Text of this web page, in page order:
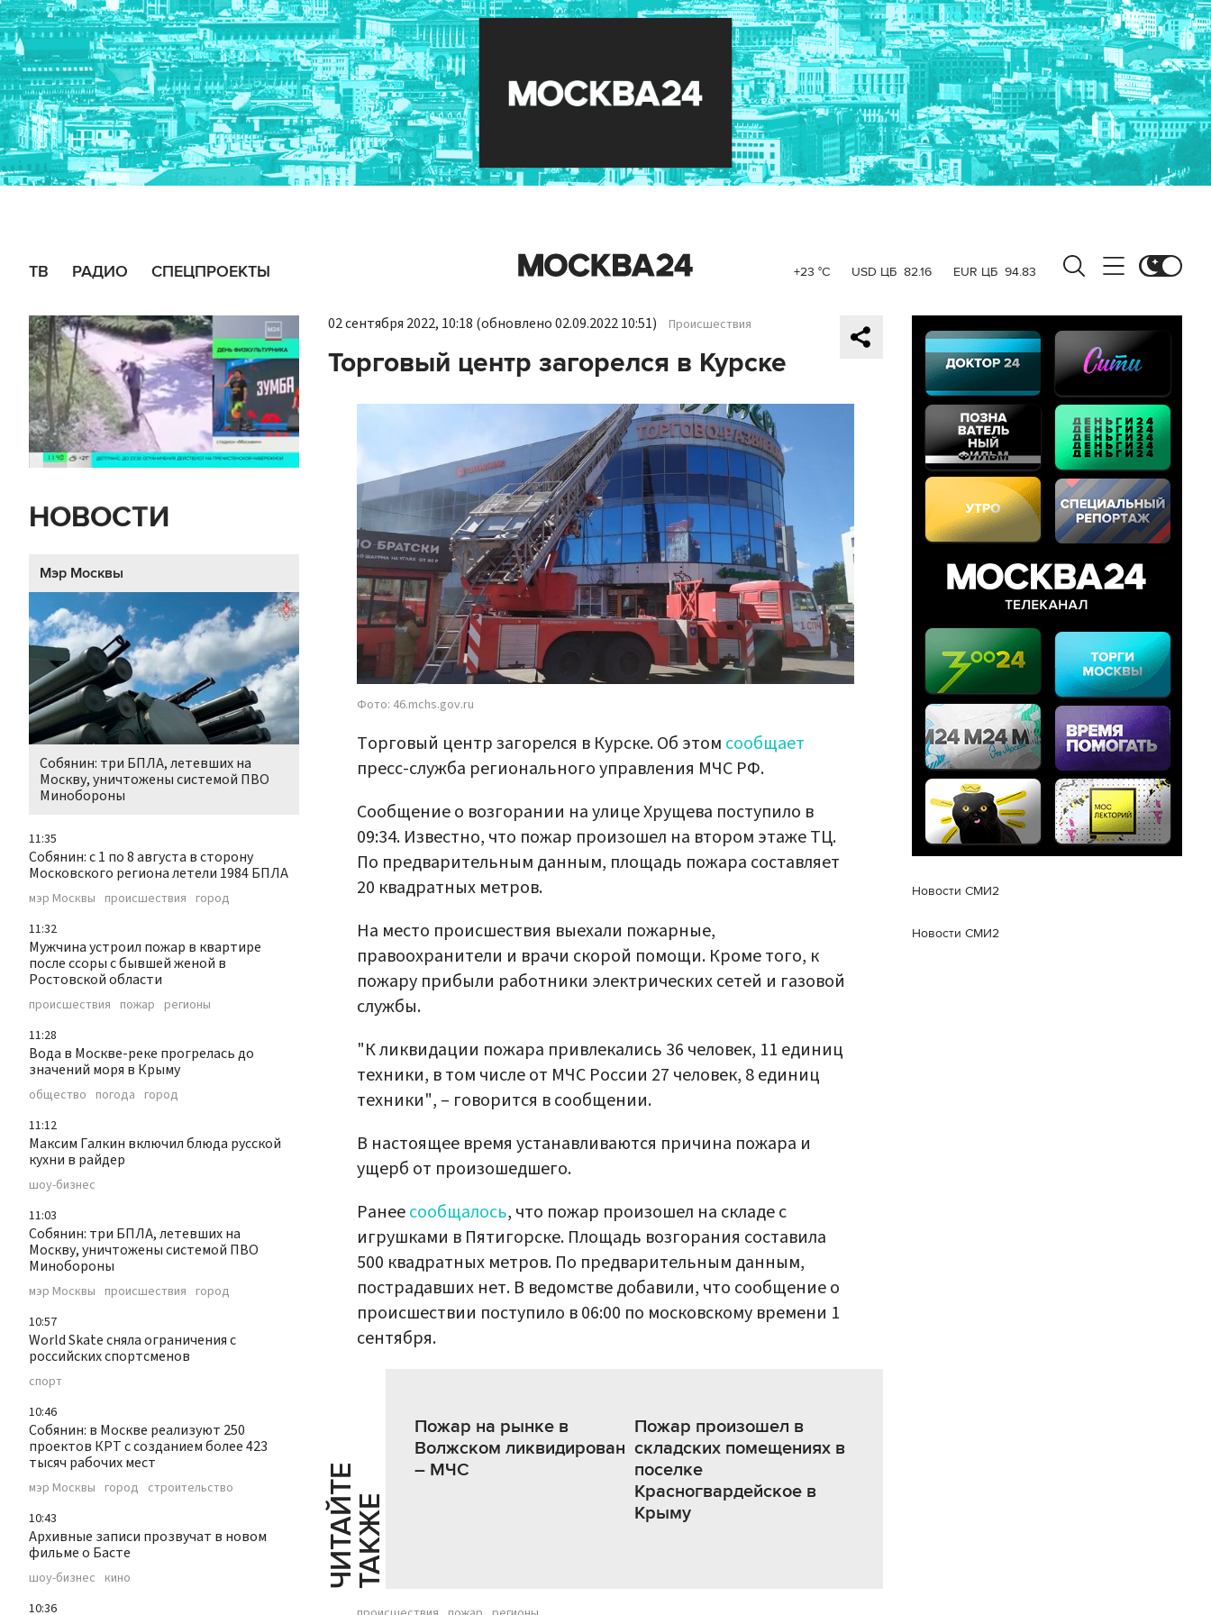
ТВ РАДИО СПЕЦПРОЕКТЫ +23 °C USD ЦБ 82.16 EUR ЦБ 94.83
НОВОСТИ
Мэр Москвы
Собянин: три БПЛА, летевших на
Москву, уничтожены системой ПВО
Минобороны
11:35
Собянин: с 1 по 8 августа в сторону
Московского региона летели 1984 БПЛА
мэр Москвы происшествия город
11:32
Мужчина устроил пожар в квартире
после ссоры с бывшей женой в
Ростовской области
происшествия пожар регионы
11:28
Вода в Москве-реке прогрелась до
значений моря в Крыму
общество погода город
11:12
Максим Галкин включил блюда русской
кухни в райдер
шоу-бизнес
11:03
Собянин: три БПЛА, летевших на
Москву, уничтожены системой ПВО
Минобороны
мэр Москвы происшествия город
10:57
World Skate сняла ограничения с
российских спортсменов
спорт
10:46
Собянин: в Москве реализуют 250
проектов КРТ с созданием более 423
тысяч рабочих мест
мэр Москвы город строительство
10:43
Архивные записи прозвучат в новом
фильме о Басте
шоу-бизнес кино
10:36
02 сентября 2022, 10:18 (обновлено 02.09.2022 10:51) Происшествия
Торговый центр загорелся в Курске
Фото: 46.mchs.gov.ru
Торговый центр загорелся в Курске. Об этом сообщает
пресс-служба регионального управления МЧС РФ.
Сообщение о возгорании на улице Хрущева поступило в
09:34. Известно, что пожар произошел на втором этаже ТЦ.
По предварительным данным, площадь пожара составляет
20 квадратных метров.
На место происшествия выехали пожарные,
правоохранители и врачи скорой помощи. Кроме того, к
пожару прибыли работники электрических сетей и газовой
службы.
"К ликвидации пожара привлекались 36 человек, 11 единиц
техники, в том числе от МЧС России 27 человек, 8 единиц
техники", – говорится в сообщении.
В настоящее время устанавливаются причина пожара и
ущерб от произошедшего.
Ранеесообщалось, что пожар произошел на складе с
игрушками в Пятигорске. Площадь возгорания составила
500 квадратных метров. По предварительным данным,
пострадавших нет. В ведомстве добавили, что сообщение о
происшествии поступило в 06:00 по московскому времени 1
сентября.
Ч
И
Т
АЙ
Т
Е
Т
А
К
ЖЕ
Пожар на рынке в
Волжском ликвидирован
– МЧС
Пожар произошел в
складских помещениях в
поселке
Красногвардейское в
Крыму
Новости СМИ2
Новости СМИ2